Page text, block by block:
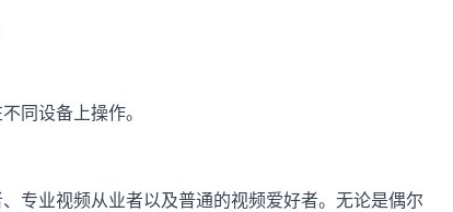
同设备上操作。
专业视频从业者以及普通的视频爱好者。无论是偶尔